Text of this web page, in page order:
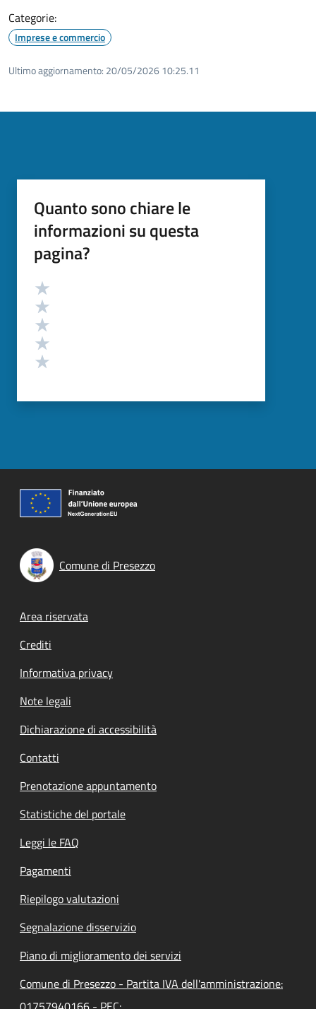
Categorie:
Imprese e commercio
Ultimo aggiornamento: 20/05/2026 10:25.11
Quanto sono chiare le
informazioni su questa
pagina?
Valutazione
Comune di Presezzo
Footer menu
Area riservata
Crediti
Informativa privacy
Note legali
Dichiarazione di accessibilità
Contatti
Prenotazione appuntamento
Statistiche del portale
Leggi le FAQ
Pagamenti
Riepilogo valutazioni
Segnalazione disservizio
Piano di miglioramento dei servizi
Comune di Presezzo - Partita IVA dell'amministrazione: